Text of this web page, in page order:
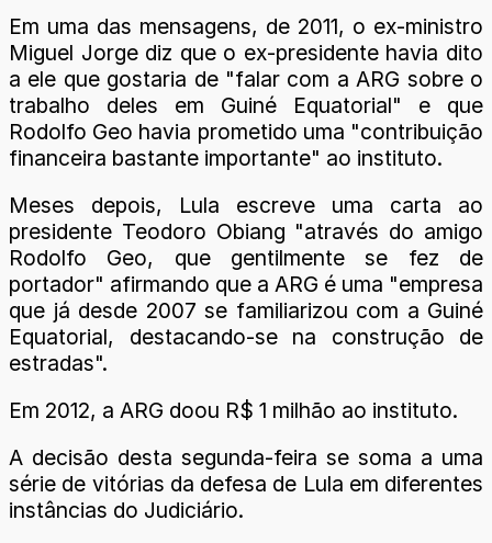
Em uma das mensagens, de 2011, o ex-ministro
Miguel Jorge diz que o ex-presidente havia dito
a ele que gostaria de "falar com a ARG sobre o
trabalho deles em Guiné Equatorial" e que
Rodolfo Geo havia prometido uma "contribuição
financeira bastante importante" ao instituto.
Meses depois, Lula escreve uma carta ao
presidente Teodoro Obiang "através do amigo
Rodolfo Geo, que gentilmente se fez de
portador" afirmando que a ARG é uma "empresa
que já desde 2007 se familiarizou com a Guiné
Equatorial, destacando-se na construção de
estradas".
Em 2012, a ARG doou R$ 1 milhão ao instituto.
A decisão desta segunda-feira se soma a uma
série de vitórias da defesa de Lula em diferentes
instâncias do Judiciário.